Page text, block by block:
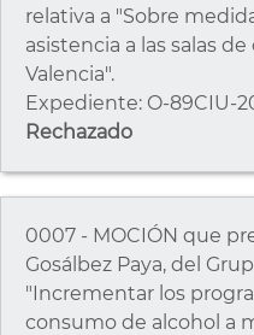
relativa a "Sobre
asistencia a las salas
Valencia".
Expediente: O-89CIU-
Rechazado
0007 - MOCIÓN que
Gosálbez Paya, del
"Incrementar los
consumo de alcohol a